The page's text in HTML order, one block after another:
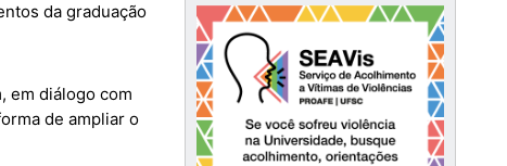
da graduação
em diálogo com
de ampliar o